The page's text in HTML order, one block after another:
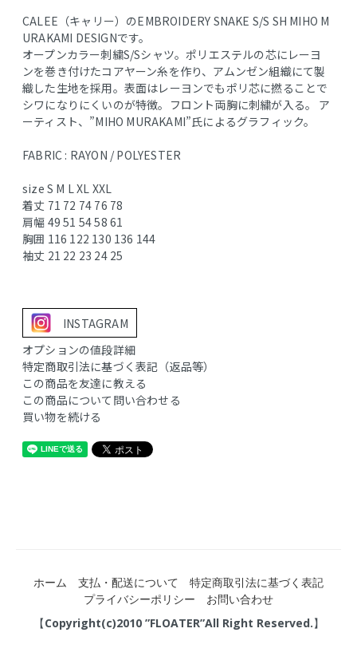
CALEE（キャリー）のEMBROIDERY SNAKE S/S SH MIHO M
URAKAMI DESIGNです。
オープンカラー刺繍S/Sシャツ。ポリエステルの芯にレーヨ
ンを巻き付けたコアヤーン糸を作り、アムンゼン組織にて製
織した生地を採用。表面はレーヨンでもポリ芯に撚ることで
シワになりにくいのが特徴。フロント両胸に刺繍が入る。 ア
ーティスト、”MIHO MURAKAMI”氏によるグラフィック。
FABRIC : RAYON / POLYESTER
size S M L XL XXL
着丈 71 72 74 76 78
肩幅 49 51 54 58 61
胸囲 116 122 130 136 144
袖丈 21 22 23 24 25
INSTAGRAM
オプションの値段詳細
特定商取引法に基づく表記（返品等）
この商品を友達に教える
この商品について問い合わせる
買い物を続ける
ホーム 支払・配送について
特定商取引法に基づく表記
プライバシーポリシー
お問い合わせ
【Copyright(c)2010 ”FLOATER”All Right Reserved.】